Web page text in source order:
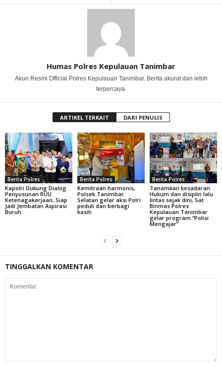
Humas Polres Kepulauan Tanimbar
Akun Resmi Official Polres Kepulauan Tanimbar. Berita akurat dan lebih
terpercaya.
ARTIKEL TERKAIT DARI PENULIS
Berita Polres
Kapolri Dukung Dialog
Penyusunan RUU
Ketenagakerjaan, Siap
Jadi Jembatan Aspirasi
Buruh
Berita Polres
Kemitraan harmonis,
Polsek Tanimbar
Selatan gelar aksi Polri
peduli dan berbagi
kasih
Berita Polres
Tanamkan kesadaran
Hukum dan disiplin lalu
lintas sejak dini, Sat
Binmas Polres
Kepulauan Tanimbar
gelar program “Polisi
Mengajar”
TINGGALKAN KOMENTAR